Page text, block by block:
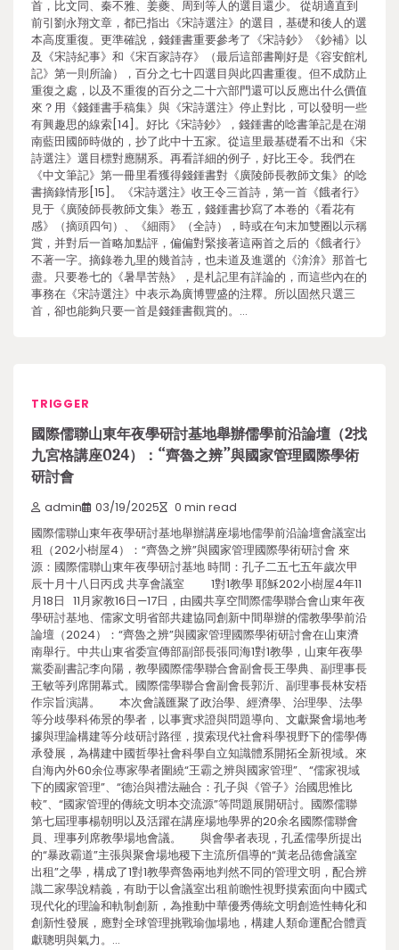
首，比文同、秦不雅、姜夔、周到等人的選目還少。 從胡適直到
前引劉永翔文章，都已指出《宋詩選注》的選目，基礎和後人的選
本高度重復。更準確說，錢鍾書重要參考了《宋詩鈔》《鈔補》以
及《宋詩紀事》和《宋百家詩存》（最后這部書剛好是《容安館札
記》第一則所論），百分之七十四選目與此四書重復。但不成防止
重復之處，以及不重復的百分之二十六部門還可以反應出什么價值
來？用《錢鍾書手稿集》與《宋詩選注》停止對比，可以發明一些
有興趣思的線索[14]。好比《宋詩鈔》，錢鍾書的唸書筆記是在湖
南藍田國師時做的，抄了此中十五家。從這里最基礎看不出和《宋
詩選注》選目標對應關系。再看詳細的例子，好比王令。我們在
《中文筆記》第一冊里看獲得錢鍾書對《廣陵師長教師文集》的唸
書摘錄情形[15]。《宋詩選注》收王令三首詩，第一首《餓者行》
見于《廣陵師長教師文集》卷五，錢鍾書抄寫了本卷的《看花有
感》（摘頭四句）、《細雨》（全詩），時或在句末加雙圈以示稱
賞，并對后一首略加點評，偏偏對緊接著這兩首之后的《餓者行》
不著一字。摘錄卷九里的幾首詩，也未道及進選的《渰渰》那首七
盡。只要卷七的《暑旱苦熱》，是札記里有詳論的，而這些內在的
事務在《宋詩選注》中表示為廣博豐盛的注釋。所以固然只選三
首，卻也能夠只要一首是錢鍾書觀賞的。…
TRIGGER
國際儒聯山東年夜學研討基地舉辦儒學前沿論壇（2找
九宮格講座024）：“齊魯之辨”與國家管理國際學術
研討會
admin 03/19/2025 0 min read
國際儒聯山東年夜學研討基地舉辦講座場地儒學前沿論壇會議室出
租（202小樹屋4）：“齊魯之辨”與國家管理國際學術研討會 來
源：國際儒聯山東年夜學研討基地 時間：孔子二五七五年歲次甲
辰十月十八日丙戌 共享會議室 1對1教學 耶穌202小樹屋4年11
月18日 11月家教16日—17日，由國共享空間際儒學聯合會山東年夜
學研討基地、儒家文明省部共建協同創新中間舉辦的儒教學學前沿
論壇（2024）：“齊魯之辨”與國家管理國際學術研討會在山東濟
南舉行。中共山東省委宣傳部副部長張同海1對1教學，山東年夜學
黨委副書記李向陽，教學國際儒學聯合會副會長王學典、副理事長
王敏等列席開幕式。國際儒學聯合會副會長郭沂、副理事長林安梧
作宗旨演講。 本次會議匯聚了政治學、經濟學、治理學、法學
等分歧學科佈景的學者，以事實求證與問題導向、文獻聚會場地考
據與理論構建等分歧研討路徑，摸索現代社會科學視野下的儒學傳
承發展，為構建中國哲學社會科學自立知識體系開拓全新視域。來
自海內外60余位專家學者圍繞“王霸之辨與國家管理”、“儒家視域
下的國家管理”、“德治與禮法融合：孔子與《管子》治國思惟比
較”、“國家管理的傳統文明本交流源”等問題展開研討。國際儒聯
第七屆理事楊朝明以及活躍在講座場地學界的20余名國際儒聯會
員、理事列席教學場地會議。 與會學者表現，孔孟儒學所提出
的“暴政霸道”主張與聚會場地稷下主流所倡導的“黃老品德會議室
出租”之學，構成了1對1教學齊魯兩地判然不同的管理文明，配合辨
識二家學說精義，有助于以會議室出租前瞻性視野摸索面向中國式
現代化的理論和軌制創新，為推動中華優秀傳統文明創造性轉化和
創新性發展，應對全球管理挑戰瑜伽場地，構建人類命運配合體貢
獻聰明與氣力。…